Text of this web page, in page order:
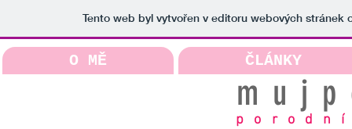
Tento web byl vytvořen v editoru webových stránek
O MĚ ČLÁNKY